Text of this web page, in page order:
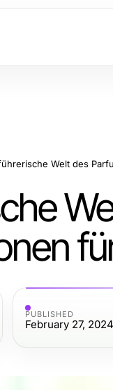
PUBLISHED
February 27, 2024